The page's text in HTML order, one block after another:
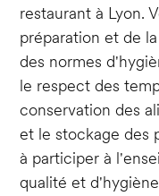
restaurant à Lyon.
préparation et de
des normes
le respect des
conservation des
et le stockage des
à participer à
qualité et